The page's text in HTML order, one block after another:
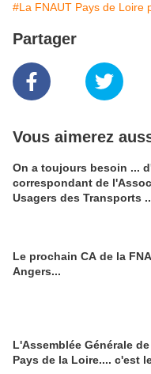
#La FNAUT Pays de Loire
Partager
Vous aimerez
On a toujours besoin ...
correspondant de
Usagers des Transports
Le prochain CA de la
Angers...
L'Assemblée Générale
Pays de la Loire.... c'est